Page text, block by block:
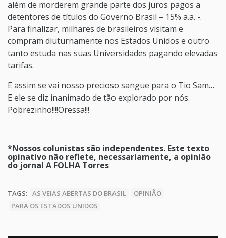
além de morderem grande parte dos juros pagos a
detentores de títulos do Governo Brasil – 15% a.a. -.
Para finalizar, milhares de brasileiros visitam e
compram diuturnamente nos Estados Unidos e outro
tanto estuda nas suas Universidades pagando elevadas
tarifas.
E assim se vai nosso precioso sangue para o Tio Sam…
E ele se diz inanimado de tão explorado por nós.
Pobrezinho!!!!Oressa!!!
*Nossos colunistas são independentes. Este texto
opinativo não reflete, necessariamente, a opinião
do jornal A FOLHA Torres
TAGS: AS VEIAS ABERTAS DO BRASIL
OPINIÃO
PARA OS ESTADOS UNIDOS